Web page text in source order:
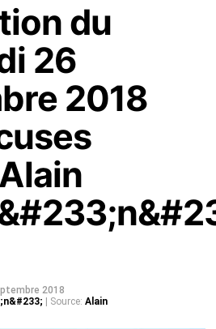
du
26
2018
2018
| Source: Alain